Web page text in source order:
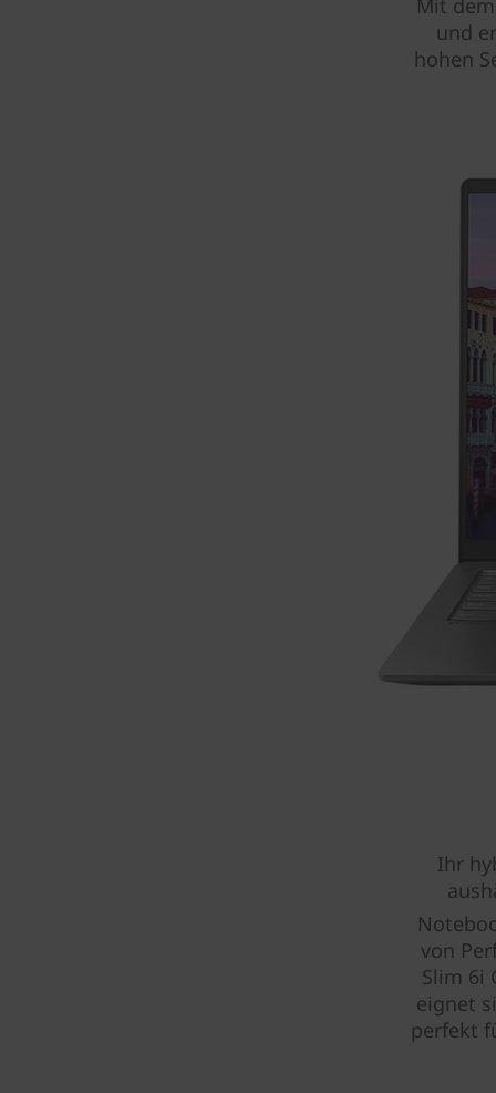
Mit
und
hohen
Ihr
von
Slim 6i
eignet
perfekt